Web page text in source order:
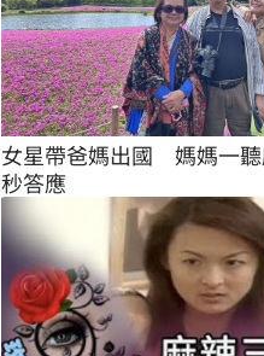
女星帶爸媽出國　媽媽一
秒答應